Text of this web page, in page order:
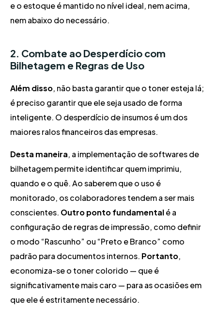
e o estoque é mantido no nível ideal, nem acima,
nem abaixo do necessário.
2. Combate ao Desperdício com
Bilhetagem e Regras de Uso
Além disso, não basta garantir que o toner esteja lá;
é preciso garantir que ele seja usado de forma
inteligente. O desperdício de insumos é um dos
maiores ralos financeiros das empresas.
Desta maneira, a implementação de softwares de
bilhetagem permite identificar quem imprimiu,
quando e o quê. Ao saberem que o uso é
monitorado, os colaboradores tendem a ser mais
conscientes. Outro ponto fundamentalé a
configuração de regras de impressão, como definir
o modo “Rascunho” ou “Preto e Branco” como
padrão para documentos internos. Portanto,
economiza-se o toner colorido — que é
significativamente mais caro — para as ocasiões em
que ele é estritamente necessário.